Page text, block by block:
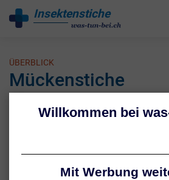
Insektenstichebehandeln
ÜBERBLICK
Mückenstiche
Mückenstiche gehören zum Sommer